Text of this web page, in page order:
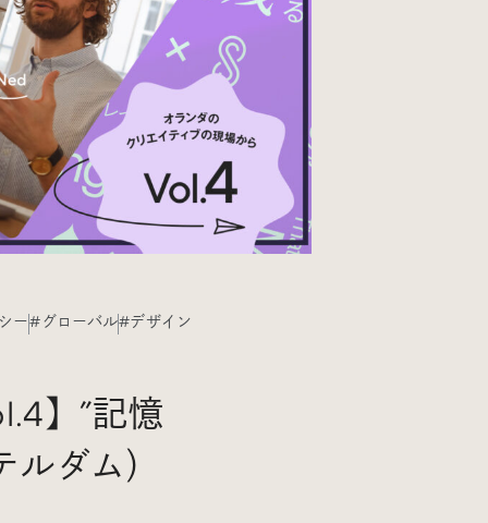
#デジタルデザイン #コミュニティ
#ブランディング #ご当地クリエイター
#シェアオフィス #グローバル
ー#グローバル#デザイン
】”記憶
ダム）